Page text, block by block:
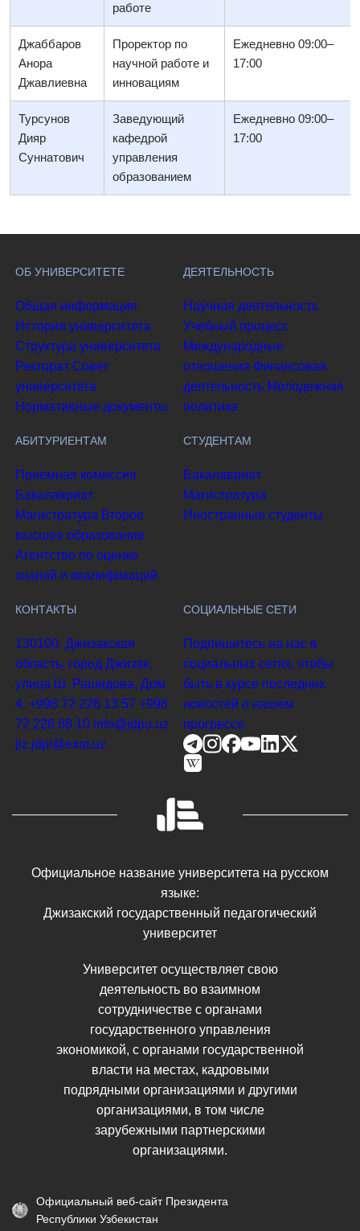
работе
Джаббаров
Анора
Джавлиевна
Проректор по
научной работе и
инновациям
Ежедневно 09:00–
17:00
Турсунов
Дияр
Суннатович
Заведующий
кафедрой
управления
образованием
Ежедневно 09:00–
17:00
ОБ УНИВЕРСИТЕТЕ
Общая информация
История университета
Структура университета
Ректорат Совет
университета
Нормативные документы
ДЕЯТЕЛЬНОСТЬ
Научная деятельность
Учебный процесс
Международные
отношения Финансовая
деятельность Молодежная
политика
АБИТУРИЕНТАМ
Приемная комиссия
Бакалавриат
Магистратура Второе
высшее образование
Агентство по оценке
знаний и квалификаций
СТУДЕНТАМ
Бакалавриат
Магистратура
Иностранные студенты
КОНТАКТЫ
130100. Джизакская
область, город Джизак,
улица Ш. Рашидова, Дом
4. +998 72 226 13 57 +998
72 226 68 10 info@jdpu.uz
jiz.jdpi@exat.uz
СОЦИАЛЬНЫЕ СЕТИ
Подпишитесь на нас в
социальных сетях, чтобы
быть в курсе последних
новостей о нашем
прогрессе.
Официальное название университета на русском
языке:
Джизакский государственный педагогический
университет
Университет осуществляет свою
деятельность во взаимном
сотрудничестве с органами
государственного управления
экономикой, с органами государственной
власти на местах, кадровыми
подрядными организациями и другими
организациями, в том числе
зарубежными партнерскими
организациями.
Официальный веб-сайт Президента
Республики Узбекистан